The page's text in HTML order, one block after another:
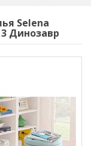
Selena
Динозавр